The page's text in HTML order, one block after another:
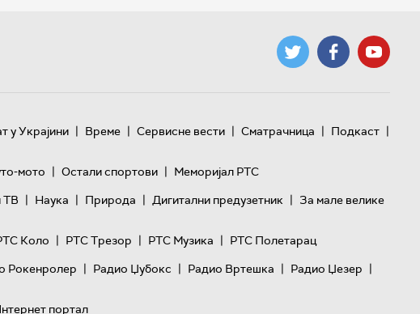
у Украјини | Време | Сервисне вести | Сматрачница | Подкаст |
мото | Остали спортови | Меморијал РТС
ТВ | Наука | Природа | Дигитални предузетник | За мале велике
Коло | РТС Трезор | РТС Музика | РТС Полетарац
Рокенролер | Радио Џубокс | Радио Вртешка | Радио Џезер |
портал